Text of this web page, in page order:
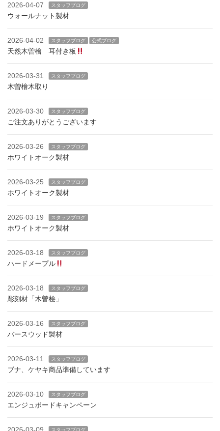
2026-04-07 スタッフブログ
ウォールナット製材
2026-04-02 スタッフブログ 公式ブログ
天然木曽檜 耳付き板
2026-03-31 スタッフブログ
木曽檜木取り
2026-03-30 スタッフブログ
ご注文ありがとうございます
2026-03-26 スタッフブログ
ホワイトオーク製材
2026-03-25 スタッフブログ
ホワイトオーク製材
2026-03-19 スタッフブログ
ホワイトオーク製材
2026-03-18 スタッフブログ
ハードメープル
2026-03-18 スタッフブログ
彫刻材「木曽桧」
2026-03-16 スタッフブログ
バースウッド製材
2026-03-11 スタッフブログ
ブナ、ケヤキ商品準備しています
2026-03-10 スタッフブログ
エンジュボードキャンペーン
スタッフブログ